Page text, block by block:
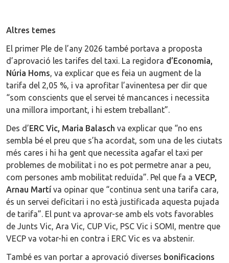
Altres temes
El primer Ple de l’any 2026 també portava a proposta
d’aprovació les tarifes del taxi. La regidora d’Economia,
Núria Homs, va explicar que es feia un augment de la
tarifa del 2,05 %, i va aprofitar l’avinentesa per dir que
“som conscients que el servei té mancances i necessita
una millora important, i hi estem treballant”.
Des d’ERC Vic, Maria Balasch va explicar que “no ens
sembla bé el preu que s’ha acordat, som una de les ciutats
més cares i hi ha gent que necessita agafar el taxi per
problemes de mobilitat i no es pot permetre anar a peu,
com persones amb mobilitat reduïda”. Pel que fa a VECP,
Arnau Martí va opinar que “continua sent una tarifa cara,
és un servei deficitari i no està justificada aquesta pujada
de tarifa”. El punt va aprovar-se amb els vots favorables
de Junts Vic, Ara Vic, CUP Vic, PSC Vic i SOMI, mentre que
VECP va votar-hi en contra i ERC Vic es va abstenir.
També es van portar a aprovació diverses bonificacions